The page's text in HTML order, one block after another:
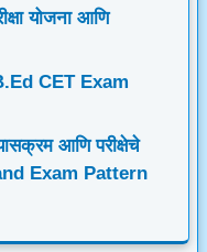
योजना आणि
B.Ed CET Exam
आणि परीक्षेचे
Exam Pattern